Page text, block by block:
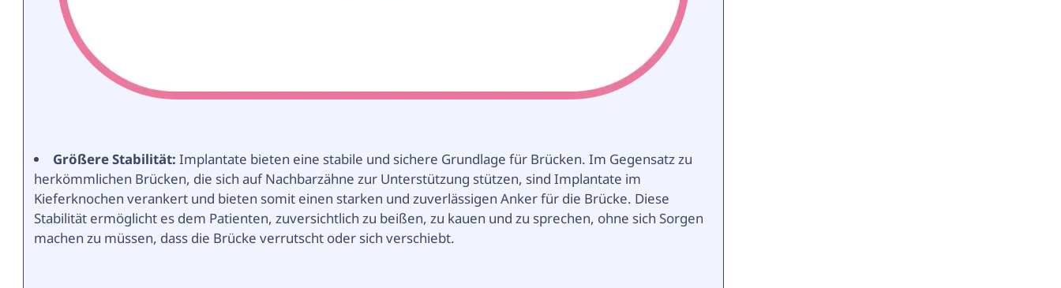
Größere Stabilität: Implantate bieten eine stabile und sichere Grundlage für Brücken. Im Gegensatz zu
herkömmlichen Brücken, die sich auf Nachbarzähne zur Unterstützung stützen, sind Implantate im
Kieferknochen verankert und bieten somit einen starken und zuverlässigen Anker für die Brücke. Diese
Stabilität ermöglicht es dem Patienten, zuversichtlich zu beißen, zu kauen und zu sprechen, ohne sich Sorgen
machen zu müssen, dass die Brücke verrutscht oder sich verschiebt.